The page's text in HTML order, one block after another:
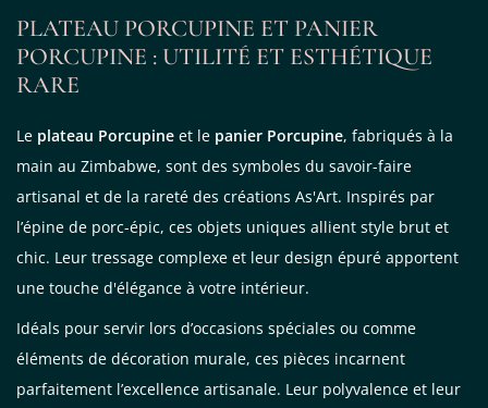
PLATEAU PORCUPINE ET PANIER
PORCUPINE : UTILITÉ ET ESTHÉTIQUE
RARE
Le plateau Porcupine et le panier Porcupine, fabriqués à la
main au Zimbabwe, sont des symboles du savoir-faire
artisanal et de la rareté des créations As'Art. Inspirés par
l’épine de porc-épic, ces objets uniques allient style brut et
chic. Leur tressage complexe et leur design épuré apportent
une touche d'élégance à votre intérieur.
Idéals pour servir lors d’occasions spéciales ou comme
éléments de décoration murale, ces pièces incarnent
parfaitement l’excellence artisanale. Leur polyvalence et leur